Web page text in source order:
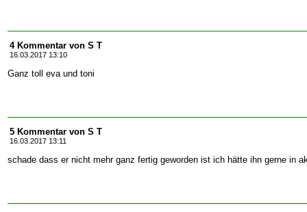
4 Kommentar von S T
16.03.2017 13:10
Ganz toll eva und toni
5 Kommentar von S T
16.03.2017 13:11
schade dass er nicht mehr ganz fertig geworden ist ich hätte ihn gerne in